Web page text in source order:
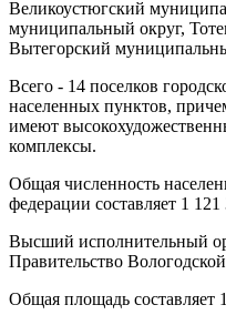
Великоустюгский
муниципальный округ,
Вытегорский
Всего - 14 поселков
населенных пунктов,
имеют
комплексы.
Общая численность
федерации составляет 1
Высший исполнительный
Правительство
Общая площадь составляет